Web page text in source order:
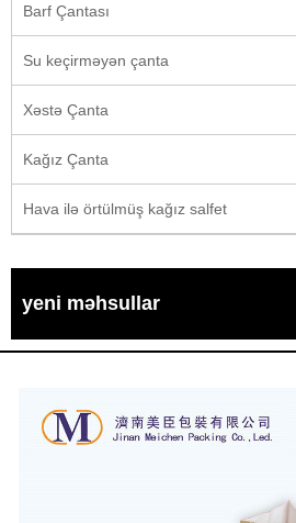
Barf Çantası
Su keçirməyən çanta
Xəstə Çanta
Kağız Çanta
Hava ilə örtülmüş kağız salfet
yeni məhsullar